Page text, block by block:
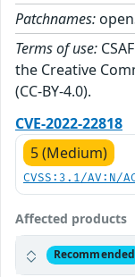
Patchnames:
Terms of use:
the Creative
(CC-BY-4.0).
CVE-2022-22818
5 (Medium)
CVSS:3.1/AV:N/
Affected products
Recommended